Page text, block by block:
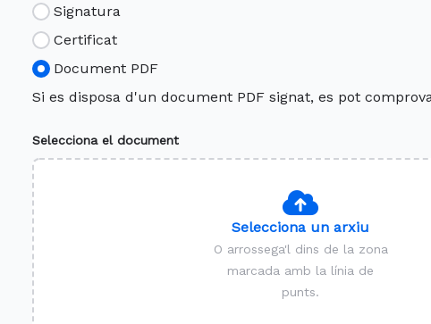
Signatura
Certificat
Document PDF
Si es disposa d'un document PDF signat, es pot
Selecciona el document
Selecciona un arxiu
O arrossega'l dins de la zona
marcada amb la línia de
punts.